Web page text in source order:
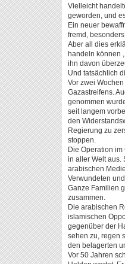
Vielleicht
geworden, und
Ein neuer
fremd,
Aber all dies
handeln können
ihn davon
Und tatsächlich
Vor zwei
Gazastreifens.
genommen
seit langem
den
Regierung zu
stoppen.
Die Operation
in aller Welt aus.
arabischen
Verwundeten
Ganze Familien
zusammen.
Die arabischen
islamischen
gegenüber der
sehen zu, regen
den belagerten
Vor 50 Jahren